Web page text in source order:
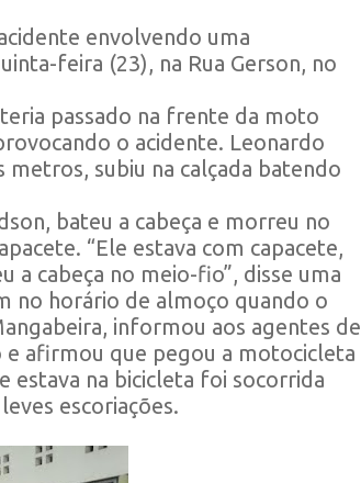
envolvendo uma
feira (23), na Rua Gerson, no
passado na frente da moto
o acidente. Leonardo
subiu na calçada batendo
bateu a cabeça e morreu no
“Ele estava com capacete,
a cabeça no meio-fio”, disse uma
no horário de almoço quando o
informou aos agentes de
afirmou que pegou a motocicleta
estava na bicicleta foi socorrida
escoriações.